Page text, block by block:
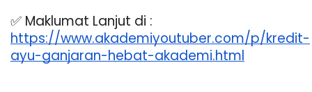
✅ Maklumat Lanjut di :
https://www.akademiyoutuber.com/p/kredit-
ayu-ganjaran-hebat-akademi.html